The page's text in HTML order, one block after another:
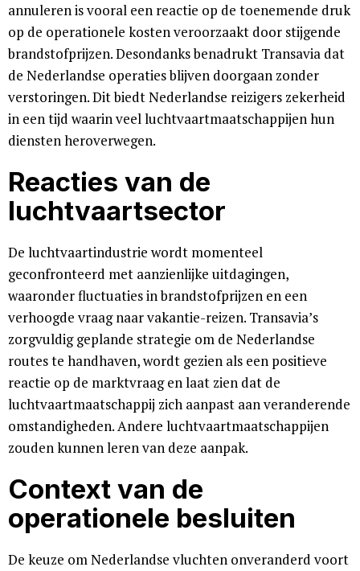
annuleren is vooral een reactie op de toenemende druk
op de operationele kosten veroorzaakt door stijgende
brandstofprijzen. Desondanks benadrukt Transavia dat
de Nederlandse operaties blijven doorgaan zonder
verstoringen. Dit biedt Nederlandse reizigers zekerheid
in een tijd waarin veel luchtvaartmaatschappijen hun
diensten heroverwegen.
Reacties van de
luchtvaartsector
De luchtvaartindustrie wordt momenteel
geconfronteerd met aanzienlijke uitdagingen,
waaronder fluctuaties in brandstofprijzen en een
verhoogde vraag naar vakantie-reizen. Transavia’s
zorgvuldig geplande strategie om de Nederlandse
routes te handhaven, wordt gezien als een positieve
reactie op de marktvraag en laat zien dat de
luchtvaartmaatschappij zich aanpast aan veranderende
omstandigheden. Andere luchtvaartmaatschappijen
zouden kunnen leren van deze aanpak.
Context van de
operationele besluiten
De keuze om Nederlandse vluchten onveranderd voort